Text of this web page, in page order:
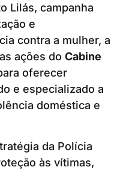
Lilás, campanha
e
contra a mulher, a
ações do Cabine
oferecer
e especializado a
doméstica e
da Polícia
às vítimas,